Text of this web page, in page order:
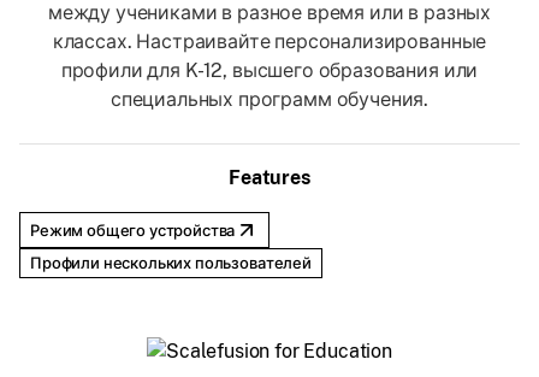
между учениками в разное время или в разных
классах. Настраивайте персонализированные
профили для K-12, высшего образования или
специальных программ обучения.
Features
Режим общего устройства
Профили нескольких пользователей